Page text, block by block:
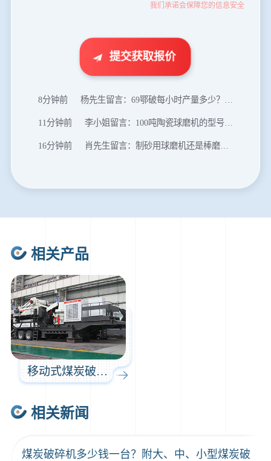
我们承诺会保障您的信息安全
提交获取报价
武先生留言：年产100万吨机制砂，用什么设备？
王先生留言：建一条石料破碎生产线，规模300吨/小时，提供设备选型和报价。
陈先生留言：每小时100吨建筑垃圾粉碎机？推荐用什么型号？
8分钟前 杨先生留言：69鄂破每小时产量多少？参数和工作视频。
11分钟前 李小姐留言：100吨陶瓷球磨机的型号和参数？
16分钟前 肖先生留言：制砂用球磨机还是棒磨机？每小时100吨价格。
24分钟前 朱先生留言：制砂机3000吨一套多少钱？
1分钟前 谢先生留言：球磨机多少钱一台？提供型号和参数。
2分钟前 王先生留言：建一条石料破碎生产线，规模300吨/小时，提供设备选型和报价。
5分钟前 陈先生留言：每小时100吨建筑垃圾粉碎机？推荐用什么型号？
相关产品
移动式煤炭破碎机
相关新闻
煤炭破碎机多少钱一台？附大、中、小型煤炭破